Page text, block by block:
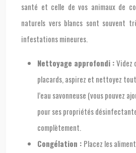
santé et celle de vos animaux de
naturels vers blancs sont souvent
infestations mineures.
Nettoyage approfondi :Videz
placards, aspirez et nettoyez
l’eau savonneuse (vous pouvez
pour ses propriétés
complètement.
Congélation : Placez les